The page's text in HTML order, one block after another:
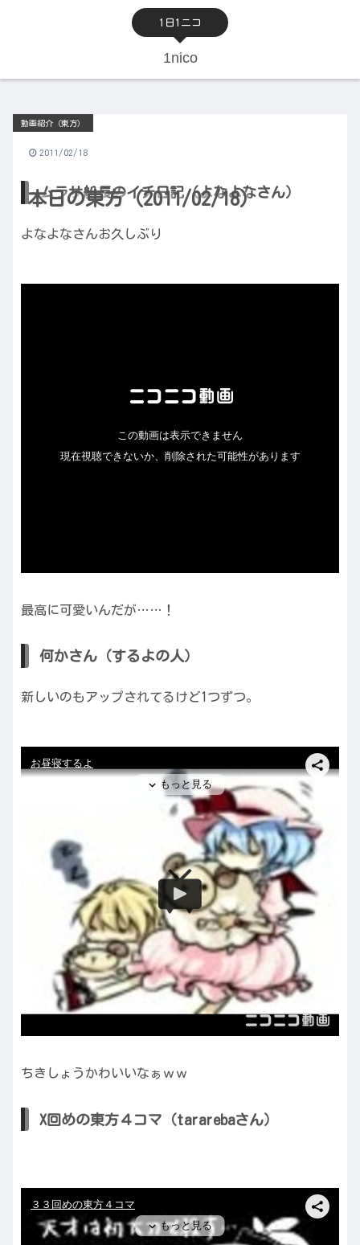
1日1ニコ
1nico
本日の東方（2011/02/18）
動画紹介（東方）
2011/02/18
ムラサ船長のイチ日記（よなよなさん）
よなよなさんお久しぶり
最高に可愛いんだが……！
何かさん（するよの人）
新しいのもアップされてるけど1つずつ。
ちきしょうかわいいなぁｗｗ
X回めの東方４コマ（tararebaさん）